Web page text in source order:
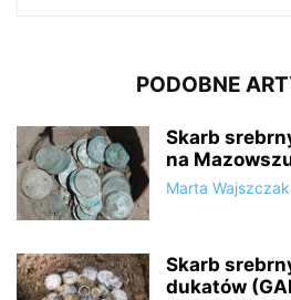
PODOBNE
Skarb
na
Marta Wajszczak
Skarb
dukatów